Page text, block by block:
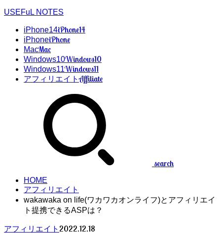
USEFuL NOTES
iPhone14iPhone14
iPhoneiPhone
MacMac
Windows10Windows10
Windows11Windows11
アフィリエイトAffiliate
search
HOME
アフィリエイト
wakawaka on life(ワカワカオンライフ)とアフィリエイ
ト提携できるASPは？
アフィリエイト 2022.12.18